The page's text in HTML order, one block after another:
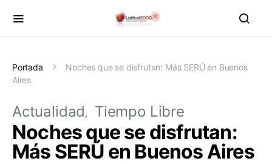
Portada
Noches que se disfrutan: Más SERÚ en Buenos
Aires
Actualidad Tiempo Libre
Noches que se disfrutan:
Más SERÚ en Buenos Aires